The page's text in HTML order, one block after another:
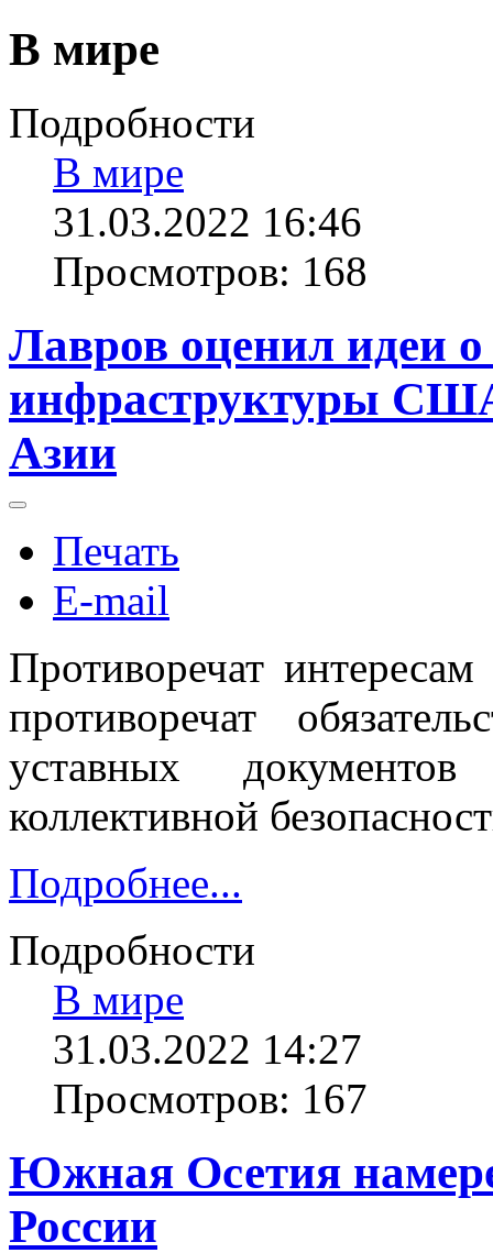
В мире
Подробности
В мире
31.03.2022 16:46
Просмотров: 168
Лавров оценил идеи
инфраструктуры
Азии
Печать
E-mail
Противоречат
противоречат
уставных
коллективной
Подробнее...
Подробности
В мире
31.03.2022 14:27
Просмотров: 167
Южная Осетия
России